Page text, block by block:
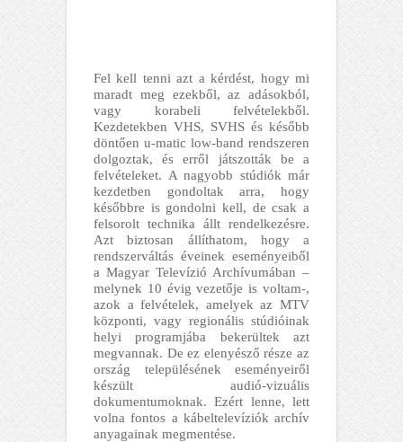
Fel kell tenni azt a kérdést, hogy mi
maradt meg ezekből, az adásokból,
vagy korabeli felvételekből.
Kezdetekben VHS, SVHS és később
döntően u-matic low-band rendszeren
dolgoztak, és erről játszották be a
felvételeket. A nagyobb stúdiók már
kezdetben gondoltak arra, hogy
későbbre is gondolni kell, de csak a
felsorolt technika állt rendelkezésre.
Azt biztosan állíthatom, hogy a
rendszerváltás éveinek eseményeiből
a Magyar Televízió Archívumában –
melynek 10 évig vezetője is voltam-,
azok a felvételek, amelyek az MTV
központi, vagy regionális stúdióinak
helyi programjába bekerültek azt
megvannak. De ez elenyésző része az
ország településének eseményeiről
készült audió-vizuális
dokumentumoknak. Ezért lenne, lett
volna fontos a kábeltelevíziók archív
anyagainak megmentése.